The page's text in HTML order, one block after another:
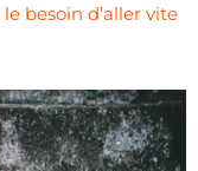
besoin d’aller vite